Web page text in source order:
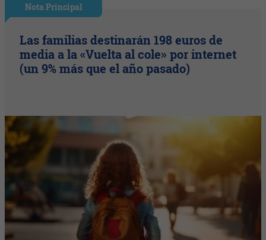
Nota Principal
Las familias destinarán 198 euros de
media a la «Vuelta al cole» por internet
(un 9% más que el año pasado)